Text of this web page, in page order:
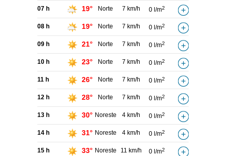
07 h 19° Norte 7 km/h 0 l/m2
08 h 19° Norte 7 km/h 0 l/m2
09 h 21° Norte 7 km/h 0 l/m2
10 h 23° Norte 7 km/h 0 l/m2
11 h 26° Norte 7 km/h 0 l/m2
12 h 28° Norte 7 km/h 0 l/m2
13 h 30° Noreste 4 km/h 0 l/m2
14 h 31° Noreste 4 km/h 0 l/m2
15 h 33° Noreste 11 km/h 0 l/m2